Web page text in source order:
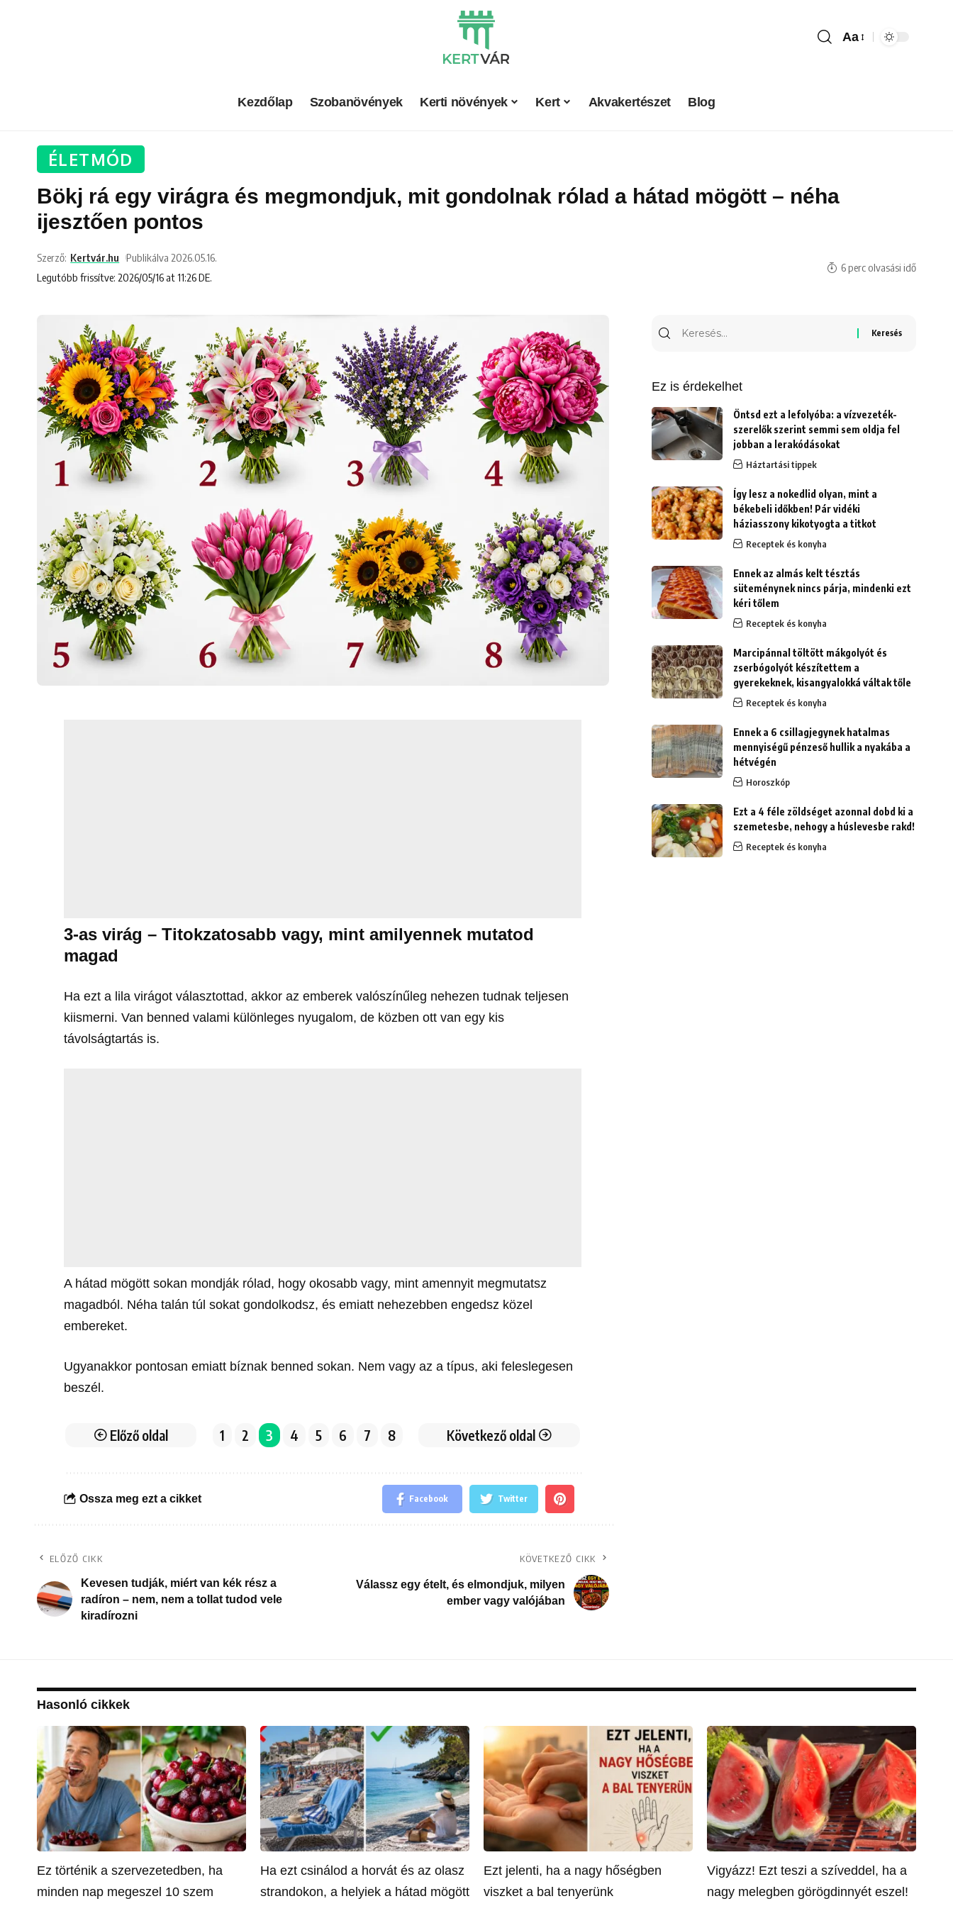
Aa
Kezdőlap Szobanövények Kerti növények Kert Akvakertészet Blog
ÉLETMÓD
Bökj rá egy virágra és megmondjuk, mit gondolnak rólad a hátad mögött – néha
ijesztően pontos
Legutóbb frissítve: 2026/05/16 at 11:26 DE.
Szerző: Kertvár.hu Publikálva 2026.05.16.
6 perc olvasási idő
3-as virág – Titokzatosabb vagy, mint amilyennek mutatod
magad
Ha ezt a lila virágot választottad, akkor az emberek valószínűleg nehezen tudnak teljesen
kiismerni. Van benned valami különleges nyugalom, de közben ott van egy kis
távolságtartás is.
A hátad mögött sokan mondják rólad, hogy okosabb vagy, mint amennyit megmutatsz
magadból. Néha talán túl sokat gondolkodsz, és emiatt nehezebben engedsz közel
embereket.
Ugyanakkor pontosan emiatt bíznak benned sokan. Nem vagy az a típus, aki feleslegesen
beszél.
Előző oldal 1 2 3 4 5 6 7 8 Következő oldal
Ossza meg ezt a cikket Facebook Twitter
ELŐZŐ CIKK
Kevesen tudják, miért van kék rész a
radíron – nem, nem a tollat tudod vele
kiradírozni
KÖVETKEZŐ CIKK
Válassz egy ételt, és elmondjuk, milyen
ember vagy valójában
Ez is érdekelhet
Öntsd ezt a lefolyóba: a vízvezeték-
szerelők szerint semmi sem oldja fel
jobban a lerakódásokat
Háztartási tippek
Így lesz a nokedlid olyan, mint a
békebeli időkben! Pár vidéki
háziasszony kikotyogta a titkot
Receptek és konyha
Ennek az almás kelt tésztás
süteménynek nincs párja, mindenki ezt
kéri tőlem
Receptek és konyha
Marcipánnal töltött mákgolyót és
zserbógolyót készítettem a
gyerekeknek, kisangyalokká váltak tőle
Receptek és konyha
Ennek a 6 csillagjegynek hatalmas
mennyiségű pénzeső hullik a nyakába a
hétvégén
Horoszkóp
Ezt a 4 féle zöldséget azonnal dobd ki a
szemetesbe, nehogy a húslevesbe rakd!
Receptek és konyha
Hasonló cikkek
Ez történik a szervezetedben, ha
minden nap megeszel 10 szem
Ha ezt csinálod a horvát és az olasz
strandokon, a helyiek a hátad mögött
Ezt jelenti, ha a nagy hőségben
viszket a bal tenyerünk
Vigyázz! Ezt teszi a szíveddel, ha a
nagy melegben görögdinnyét eszel!